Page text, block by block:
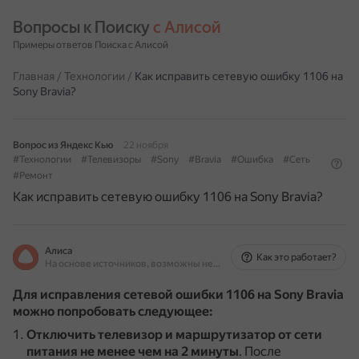
Вопросы к Поиску с Алисой
Примеры ответов Поиска с Алисой
Главная / Технологии / Как исправить сетевую ошибку 1106 на
Sony Bravia?
Вопрос из Яндекс Кью
22 ноября
#Технологии
#Телевизоры #Sony #Bravia #Ошибка
#Сеть
#Ремонт
Как исправить сетевую ошибку 1106 на Sony Bravia?
Алиса
На основе источников, возможны неточности
Как это работает?
Для исправления сетевой ошибки 1106 на Sony Bravia
можно попробовать следующее:
Отключить телевизор и маршрутизатор от сети
питания не менее чем на 2 минуты. После